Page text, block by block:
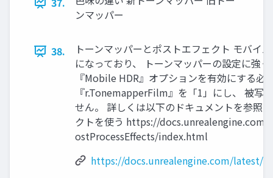
ンマッパー
38.
トーンマッパーとポストエフェクト モバイ
になっており、 トーンマッパーの設定に強
『Mobile HDR』オプションを有効にする
『r.TonemapperFilm』を「1」にし、 被写
せん。 詳しくは以下のドキュメントを参照
クトを使う https://
ostProcessEffects/index.html
https://docs.unrealengine.com/latest/